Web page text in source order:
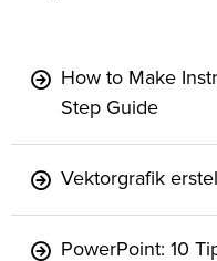
How to Make
Step Guide
Vektorgrafik
PowerPoint: 10